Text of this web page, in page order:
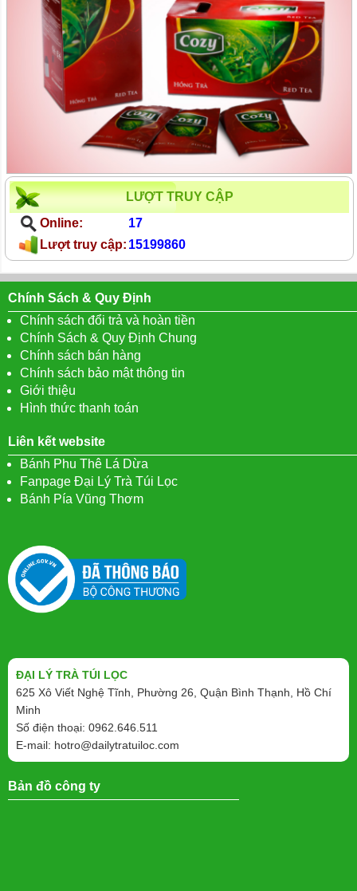
LƯỢT TRUY CẬP
Online:
17
Lượt truy cập: 15199860
Chính Sách & Quy Định
Chính sách đổi trả và hoàn tiền
Chính Sách & Quy Định Chung
Chính sách bán hàng
Chính sách bảo mật thông tin
Giới thiệu
Hình thức thanh toán
Liên kết website
Bánh Phu Thê Lá Dừa
Fanpage Đại Lý Trà Túi Lọc
Bánh Pía Vũng Thơm
ĐẠI LÝ TRÀ TÚI LỌC
625 Xô Viết Nghệ Tĩnh, Phường 26, Quận Bình Thạnh, Hồ Chí
Minh
Số điện thoại: 0962.646.511
E-mail: hotro@dailytratuiloc.com
Bản đồ công ty